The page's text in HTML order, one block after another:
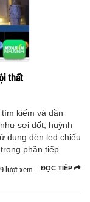
thất
kiếm và dần
sợi đốt, huỳnh
dụng đèn led chiếu
phần tiếp
ĐỌC TIẾP
lượt xem